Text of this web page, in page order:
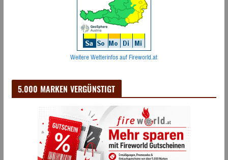
Weitere Wetterinfos auf Fireworld.at
5.000 MARKEN VERGÜNSTIGT